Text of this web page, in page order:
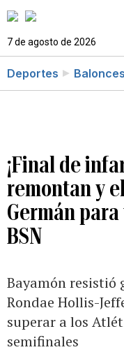
7 de agosto de 2026
Deportes
¡Final de
remontan y
Germán
BSN
Bayamón resistió
Rondae Hollis-
superar a los
semifinales